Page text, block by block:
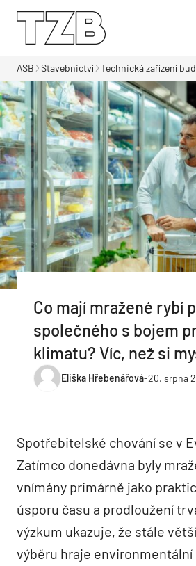
ASB Stavebnictví Technická zařízení
Co mají mražené rybí
společného s bojem
klimatu? Víc, než si
Eliška Hřebenářová-20. srpna
Spotřebitelské chování se v
Zatímco donedávna byly
vnímány primárně jako
úsporu času a prodloužení
výzkum ukazuje, že stále
výběru hraje environmentální